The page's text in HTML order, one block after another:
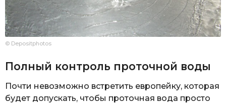
© Depositphotos
Полный контроль проточной воды
Почти невозможно встретить европейку, которая
будет допускать, чтобы проточная вода просто